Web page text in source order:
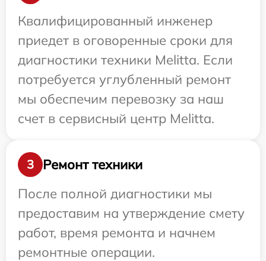
Квалифицированный инженер
приедет в оговоренные сроки для
диагностики техники Melitta. Если
потребуется углубленный ремонт
мы обеспечим перевозку за наш
счет в сервисный центр Melitta.
3
Ремонт техники
После полной диагностики мы
предоставим на утверждение смету
работ, время ремонта и начнем
ремонтные операции.